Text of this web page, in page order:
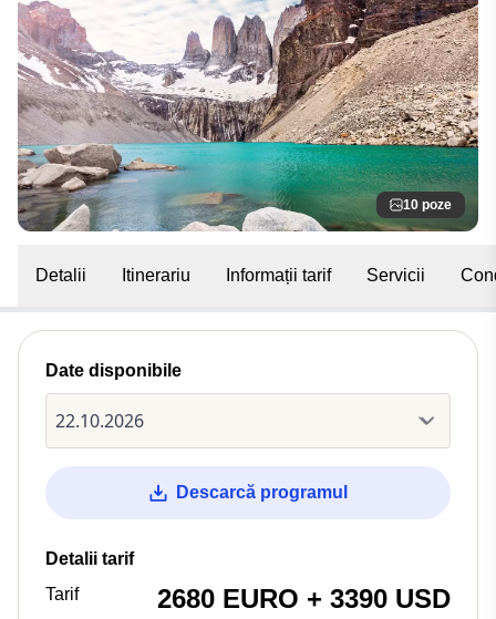
10 poze
Detalii Itinerariu Informații tarif Servicii
Date disponibile
Descarcă programul
Detalii tarif
Tarif
2680 EURO + 3390 USD